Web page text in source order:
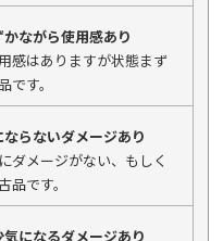
ながら使用感あり
感はありますが状態まず
です。
らないダメージあり
ダメージがない、もしく
品です。
になるダメージあり